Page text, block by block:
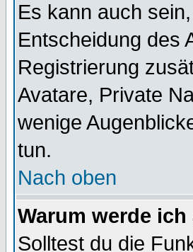
Es kann auch
Entscheidung des
Registrierung
Avatare, Private
wenige
tun.
Nach oben
Warum werde
Solltest du die